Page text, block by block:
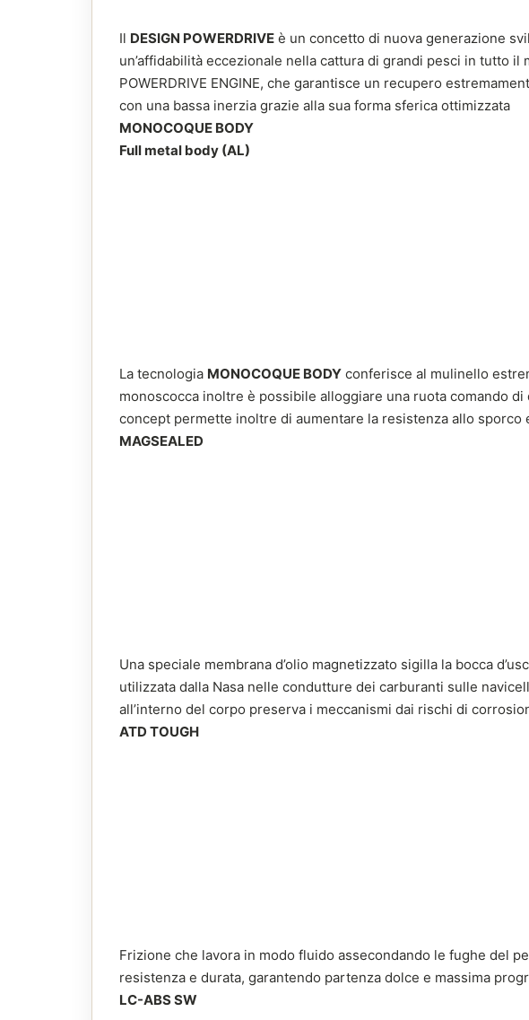
Il DESIGN POWERDRIVE è un concetto di nuova generazione
un’affidabilità eccezionale nella cattura di grandi pesci in tutto il
POWERDRIVE ENGINE, che garantisce un recupero
con una bassa inerzia grazie alla sua forma sferica ottimizzata
MONOCOQUE BODY
Full metal body (AL)
La tecnologia MONOCOQUE BODY conferisce al mulinello
monoscocca inoltre è possibile alloggiare una ruota comando
concept permette inoltre di aumentare la resistenza allo
MAGSEALED
Una speciale membrana d’olio magnetizzato sigilla la bocca
utilizzata dalla Nasa nelle condutture dei carburanti sulle
all’interno del corpo preserva i meccanismi dai rischi di
ATD TOUGH
Frizione che lavora in modo fluido assecondando le fughe del
resistenza e durata, garantendo partenza dolce e massima
LC-ABS SW